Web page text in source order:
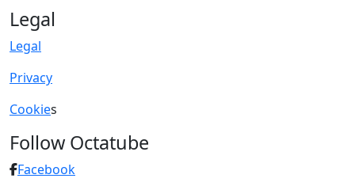
Legal
Legal
Privacy
Cookies
Follow Octatube
Facebook